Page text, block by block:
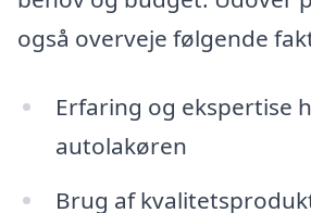
også overveje følgende
Erfaring og ekspertise
autolakøren
Brug af